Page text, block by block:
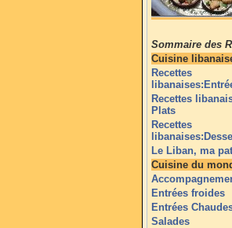
Sommaire des
Cuisine
Recettes
Recettes
Plats
Recettes
Le Liban, ma
Cuisine du
Entrées froides
Entrées
Salades